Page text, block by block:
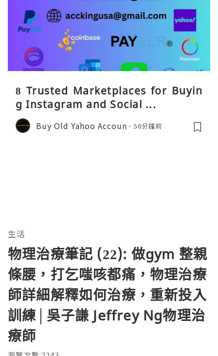
8 Trusted Marketplaces for Buyin
g Instagram and Social ...
Buy Old Yahoo Accoun 56分鐘前
生活
物理治療筆記 (22): 做gym 整親
條腰，打乞嗤咳都痛，物理治療
師詳細解釋如何治療，重新投入
訓練│吳子謙 Jeffrey Ng物理治
療師